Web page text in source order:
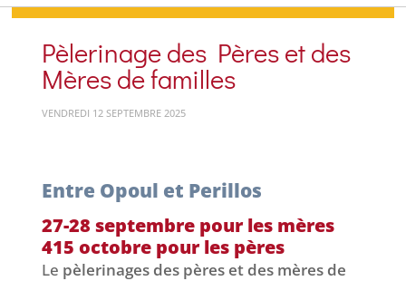
Pèlerinage des Pères et des
Mères de familles
VENDREDI 12 SEPTEMBRE 2025
Entre Opoul et Perillos
27-28 septembre pour les mères
415 octobre pour les pères
Le pèlerinages des pères et des mères de